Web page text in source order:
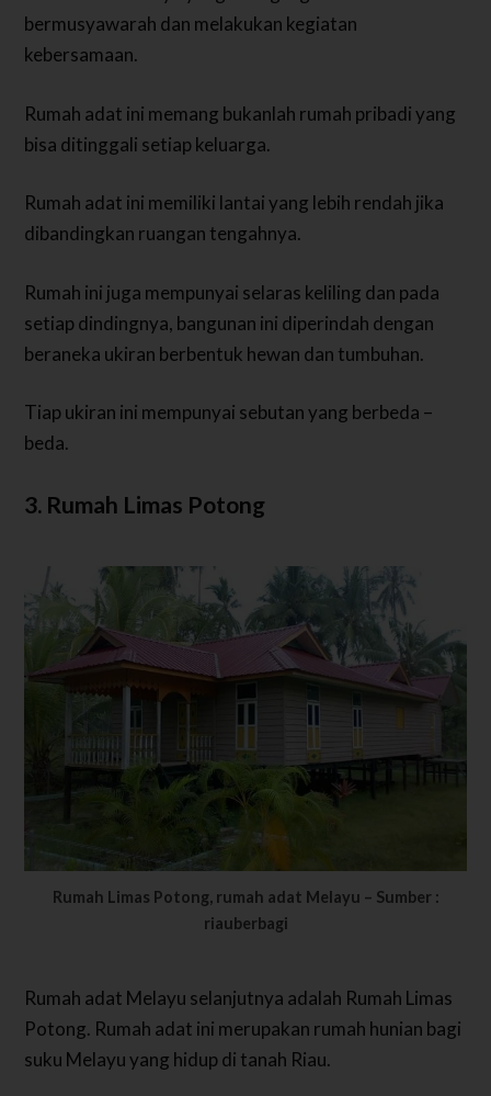
bermusyawarah dan melakukan kegiatan
kebersamaan.
Rumah adat ini memang bukanlah rumah pribadi yang
bisa ditinggali setiap keluarga.
Rumah adat ini memiliki lantai yang lebih rendah jika
dibandingkan ruangan tengahnya.
Rumah ini juga mempunyai selaras keliling dan pada
setiap dindingnya, bangunan ini diperindah dengan
beraneka ukiran berbentuk hewan dan tumbuhan.
Tiap ukiran ini mempunyai sebutan yang berbeda –
beda.
3. Rumah Limas Potong
Rumah Limas Potong, rumah adat Melayu – Sumber :
riauberbagi
Rumah adat Melayu selanjutnya adalah Rumah Limas
Potong. Rumah adat ini merupakan rumah hunian bagi
suku Melayu yang hidup di tanah Riau.